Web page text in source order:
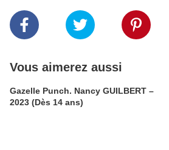
Vous aimerez aussi
Gazelle Punch. Nancy GUILBERT –
2023 (Dès 14 ans)